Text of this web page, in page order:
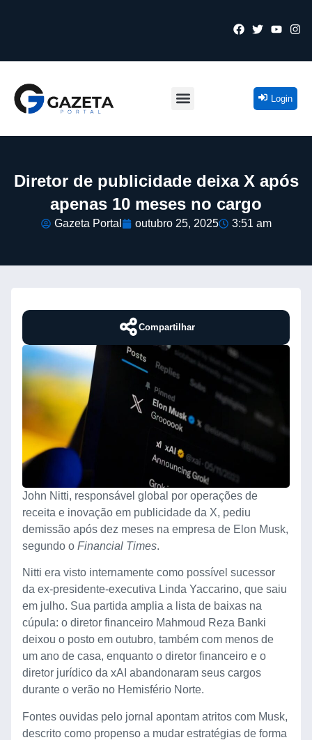
Login
Diretor de publicidade deixa X após
apenas 10 meses no cargo
Gazeta Portal outubro 25, 2025 3:51 am
Compartilhar
John Nitti, responsável global por operações de
receita e inovação em publicidade da X, pediu
demissão após dez meses na empresa de Elon Musk,
segundo o Financial Times.
Nitti era visto internamente como possível sucessor
da ex-presidente-executiva Linda Yaccarino, que saiu
em julho. Sua partida amplia a lista de baixas na
cúpula: o diretor financeiro Mahmoud Reza Banki
deixou o posto em outubro, também com menos de
um ano de casa, enquanto o diretor financeiro e o
diretor jurídico da xAI abandonaram seus cargos
durante o verão no Hemisfério Norte.
Fontes ouvidas pelo jornal apontam atritos com Musk,
descrito como propenso a mudar estratégias de forma